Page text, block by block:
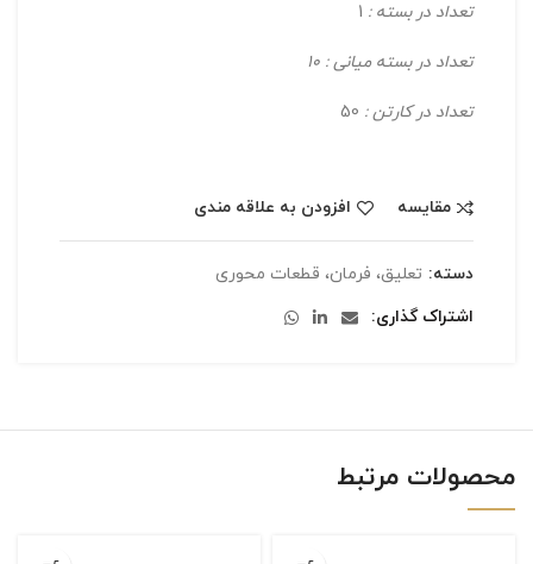
تعداد در بسته :
تعداد در بسته میانی : 10
تعداد در کارتن :
مقایسه افزودن به علاقه مندی
دسته: تعلیق، فرمان، قطعات محوری
اشتراک گذاری
محصولات مرتبط